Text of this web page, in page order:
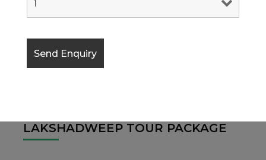
LAKSHADWEEP TOUR PACKAGE